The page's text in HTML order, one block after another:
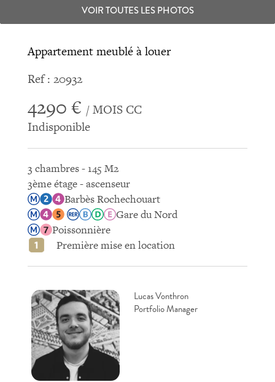
VOIR TOUTES LES PHOTOS
Appartement meublé à louer
Ref : 20932
4290 € / MOIS CC
Indisponible
3 chambres - 145 M2
3ème étage - ascenseur
Barbès Rochechouart
Gare du Nord
Poissonnière
Première mise en location
Lucas Vonthron
Portfolio Manager